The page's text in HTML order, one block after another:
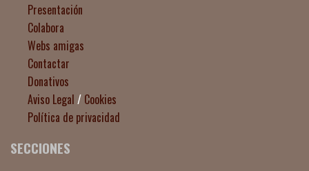
Presentación
Colabora
Webs amigas
Contactar
Donativos
Aviso Legal / Cookies
Política de privacidad
SECCIONES